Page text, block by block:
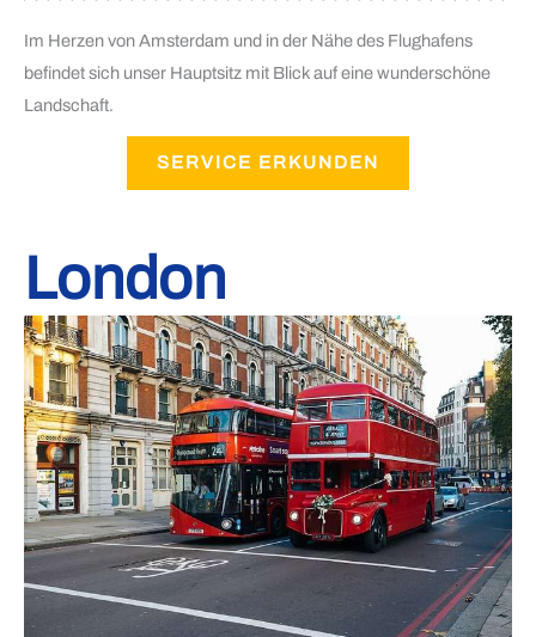
Im Herzen von Amsterdam und in der Nähe des Flughafens
befindet sich unser Hauptsitz mit Blick auf eine wunderschöne
Landschaft.
SERVICE ERKUNDEN
London